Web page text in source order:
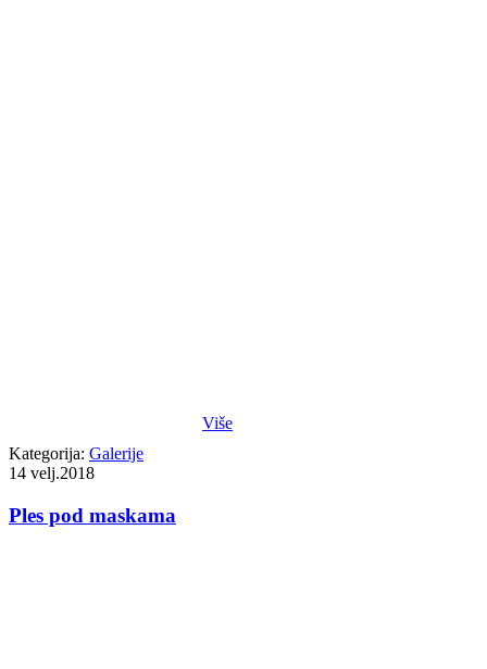
Više
Kategorija: Galerije
14 velj.2018
Ples pod maskama